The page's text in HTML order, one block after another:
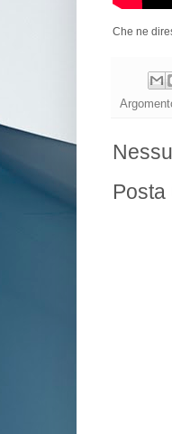
Che ne
Posta